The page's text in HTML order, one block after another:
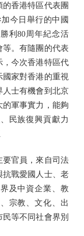
香港特區代表團
今日舉行的中國
利80周年紀念活
。有隨團的代表
，今次香港特區代
家對香港的重視
人士有機會到北京
軍事實力，能夠
民族復興貢獻力
官員，來自司法
抗戰愛國人士、老
及中資企業、教
宗教、文化、出
等不同社會界別